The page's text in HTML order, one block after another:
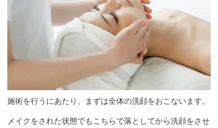
施術を行うにあたり、まずは全体の洗顔をおこないます。
メイクをされた状態でもこちらで落としてから洗顔をさせ